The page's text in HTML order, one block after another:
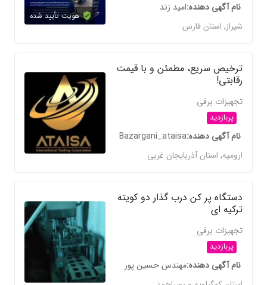
نام آگهی دهندهامید زند
شیراز,استان فارس
هویت تأیید شده
ترخیص سریع، مطمئن و با قیمت
رقابتی!
تجهیزات برقی
پربازدید
نام آگهی دهندهBazargani_ataisa
ارومیه,استان آذربایجان غربی
دستگاه پر کن درب گذار دو کویته
ترکیه ای
تجهیزات برقی
پربازدید
نام آگهی دهندهمهندس حسین پور